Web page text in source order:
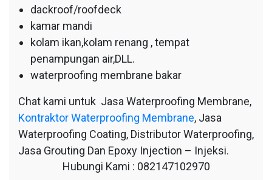
dackroof/roofdeck
kamar mandi
kolam ikan,kolam renang , tempat
penampungan air,DLL.
waterproofing membrane bakar
Chat kami untuk Jasa Waterproofing Membrane,
Kontraktor Waterproofing Membrane, Jasa
Waterproofing Coating, Distributor Waterproofing,
Jasa Grouting Dan Epoxy Injection – Injeksi.
Hubungi Kami : 082147102970